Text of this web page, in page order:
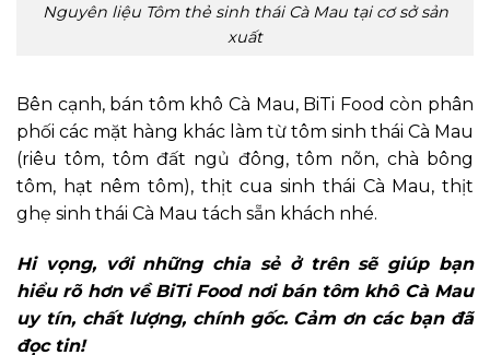
Nguyên liệu Tôm thẻ sinh thái Cà Mau tại cơ sở sản
xuất
Bên cạnh, bán tôm khô Cà Mau, BiTi Food còn phân
phối các mặt hàng khác làm từ tôm sinh thái Cà Mau
(riêu tôm, tôm đất ngủ đông, tôm nõn, chà bông
tôm, hạt nêm tôm), thịt cua sinh thái Cà Mau, thịt
ghẹ sinh thái Cà Mau tách sẵn khách nhé.
Hi vọng, với những chia sẻ ở trên sẽ giúp bạn
hiểu rõ hơn về BiTi Food nơi bán tôm khô Cà Mau
uy tín, chất lượng, chính gốc. Cảm ơn các bạn đã
đọc tin!